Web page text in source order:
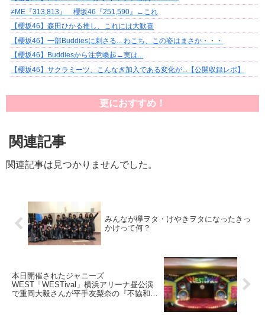
≠ME『313,813』 櫻坂46『251,590』←これ
【櫻坂46】森田ひかる推し、これには大歓喜
【櫻坂46】一部Buddiesに刺さる... わこち、この姿はまさか・・・
【櫻坂46】Buddiesから注意喚起←実は...
【櫻坂46】サクラミーツ、こんなぎ加入である変化が...【公開収録レポ】
更におすすめ！
関連記事
関連記事は見つかりませんでした。
みんなが欅ヲタ・けやきヲタになったきっ
かけって何？
本日開催されたジャニーズ
WEST「WESTival」横浜アリーナ昼公演
で重岡大毅さんが平手友梨奈の『不協和